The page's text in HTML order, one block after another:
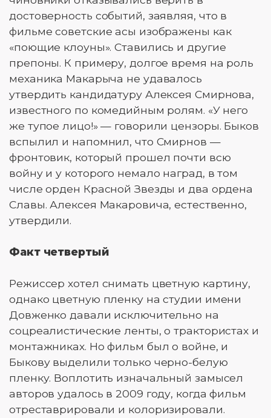
достоверность событий, заявляя, что в
фильме советские асы изображены как
«поющие клоуны». Ставились и другие
препоны. К примеру, долгое время на роль
механика Макарыча не удавалось
утвердить кандидатуру Алексея Смирнова,
известного по комедийным ролям. «У него
же тупое лицо!» — говорили цензоры. Быков
вспылил и напомнил, что Смирнов —
фронтовик, который прошел почти всю
войну и у которого немало наград, в том
числе орден Красной Звезды и два ордена
Славы. Алексея Макаровича, естественно,
утвердили.
Факт четвертый
Режиссер хотел снимать цветную картину,
однако цветную пленку на студии имени
Довженко давали исключительно на
соцреалистические ленты, о трактористах и
монтажниках. Но фильм был о войне, и
Быкову выделили только черно-белую
пленку. Воплотить изначальный замысел
авторов удалось в 2009 году, когда фильм
отреставрировали и колоризировали.